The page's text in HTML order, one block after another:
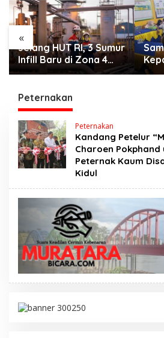
«
Jelang HUT RI, 3 Sumur
Infill Baru di Zona 4
Dukung Kedaulatan
Peternakan
Peternakan
Kandang Petelur
Charoen
Peternak Kaum
Kidul